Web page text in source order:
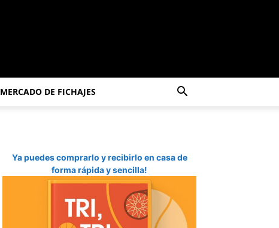
MERCADO DE FICHAJES
Ya puedes comprarlo y recibirlo en casa de
forma rápida y sencilla!